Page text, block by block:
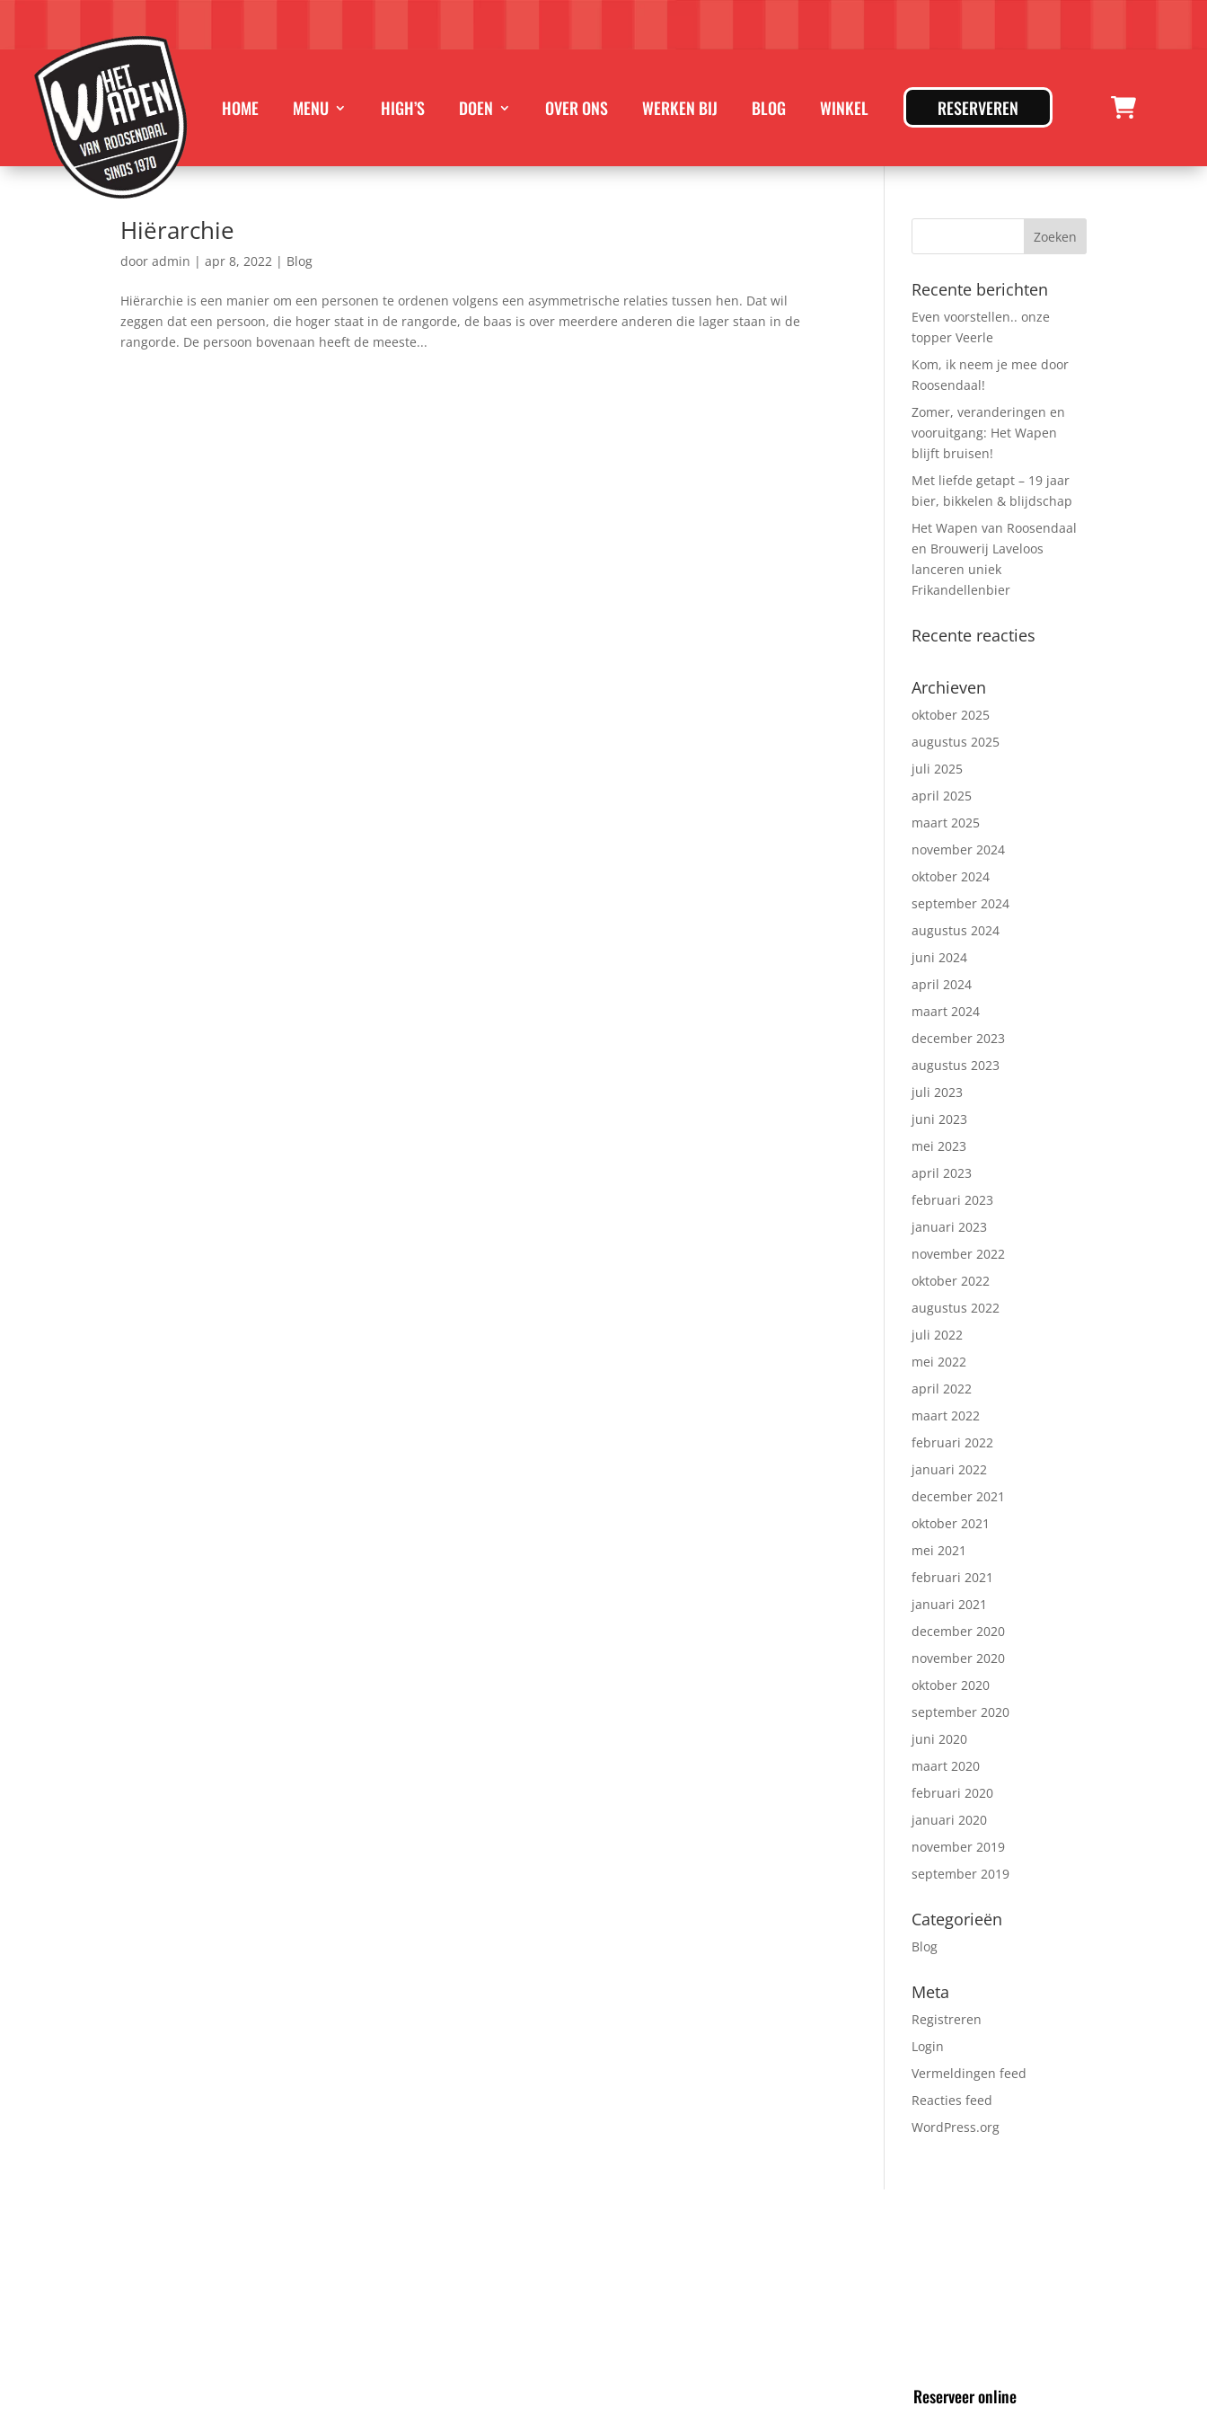
HOME MENU HIGH’S DOEN OVER ONS WERKEN BIJ BLOG WINKEL RESERVEREN
Hiërarchie
dooradmin |apr 8, 2022 | Blog
Hiërarchie is een manier om een personen te ordenen volgens een asymmetrische relaties tussen hen. Dat wil
zeggen dat een persoon, die hoger staat in de rangorde, de baas is over meerdere anderen die lager staan in de
rangorde. De persoon bovenaan heeft de meeste...
Recente berichten
Even voorstellen.. onze
topper Veerle
Kom, ik neem je mee door
Roosendaal!
Zomer, veranderingen en
vooruitgang: Het Wapen
blijft bruisen!
Met liefde getapt – 19 jaar
bier, bikkelen & blijdschap
Het Wapen van Roosendaal
en Brouwerij Laveloos
lanceren uniek
Frikandellenbier
Recente reacties
Archieven
oktober 2025
augustus 2025
juli 2025
april 2025
maart 2025
november 2024
oktober 2024
september 2024
augustus 2024
juni 2024
april 2024
maart 2024
december 2023
augustus 2023
juli 2023
juni 2023
mei 2023
april 2023
februari 2023
januari 2023
november 2022
oktober 2022
augustus 2022
juli 2022
mei 2022
april 2022
maart 2022
februari 2022
januari 2022
december 2021
oktober 2021
mei 2021
februari 2021
januari 2021
december 2020
november 2020
oktober 2020
september 2020
juni 2020
maart 2020
februari 2020
januari 2020
november 2019
september 2019
Categorieën
Blog
Meta
Registreren
Login
Vermeldingen feed
Reacties feed
WordPress.org
Reserveer online